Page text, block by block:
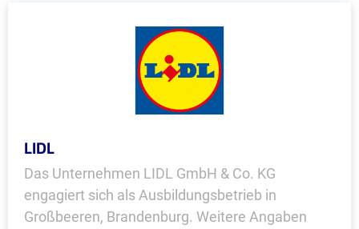
LIDL
Das Unternehmen LIDL GmbH & Co. KG
engagiert sich als Ausbildungsbetrieb in
Großbeeren, Brandenburg. Weitere Angaben